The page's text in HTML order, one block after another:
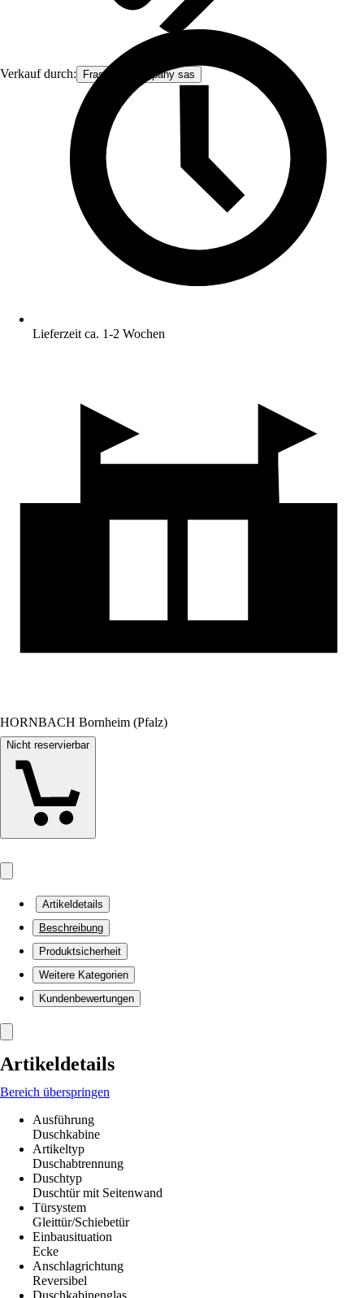
Verkauf durch: Frascio & company sas
Lieferzeit ca. 1-2 Wochen
HORNBACH Bornheim (Pfalz)
Nicht reservierbar
Artikeldetails
Beschreibung
Produktsicherheit
Weitere Kategorien
Kundenbewertungen
Artikeldetails
Bereich überspringen
Ausführung
Duschkabine
Artikeltyp
Duschabtrennung
Duschtyp
Duschtür mit Seitenwand
Türsystem
Gleittür/Schiebetür
Einbausituation
Ecke
Anschlagrichtung
Reversibel
Duschkabinenglas